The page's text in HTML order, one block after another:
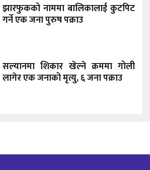
झारफुकको नाममा बालिकालाई कुटपिट
गर्ने एक जना पुरुष पक्राउ
सल्यानमा शिकार खेल्ने क्रममा गोली
लागेर एक जनाको मृत्यु, ६ जना पक्राउ